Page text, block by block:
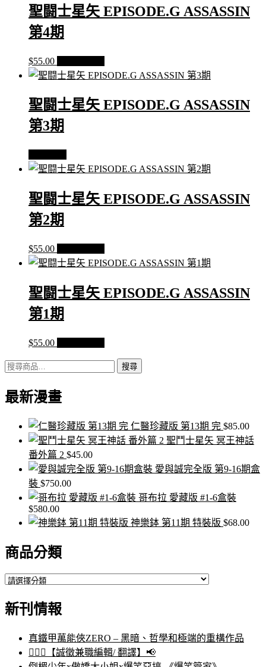
排
序
聖闘士星矢 EPISODE.G ASSASSIN
第4期
$55.00
聖闘士星矢 EPISODE.G ASSASSIN
第3期
聖闘士星矢 EPISODE.G ASSASSIN
第2期
$55.00
聖闘士星矢 EPISODE.G ASSASSIN
第1期
$55.00
搜
關
搜尋
最新漫畫
仁醫珍藏版 第13期 完 $85.00
聖鬥士星矢 冥王神話
番外篇 2 $45.00
愛與誠完全版 第9-16期盒
裝 $750.00
哥布拉 愛藏版 #1-6盒裝
$580.00
神樂鉢 第11期 特裝版 $68.00
商品分類
新刊情報
真鐵甲萬能俠ZERO – 黑暗、哲學和極端的重構作品
🙋🏻‍♀️【誠徵兼職編輯/ 翻譯】📢